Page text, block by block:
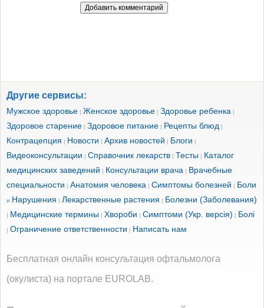
Другие сервисы:
Мужское здоровье | Женское здоровье | Здоровье ребенка |
Здоровое старение | Здоровое питание | Рецепты блюд |
Контрацепция | Новости | Архив новостей | Блоги |
Видеоконсультации | Справочник лекарств | Тесты | Каталог
медицинских заведений | Консультации врача | Врачебные
специальности | Анатомия человека | Симптомы болезней | Боли
и Нарушения | Лекарственные растения | Болезни (Заболевания)
| Медицинские термины | Хвороби | Симптоми (Укр. версія) | Болі
| Ограничение ответственности | Написать нам
Бесплатная онлайн консультация офтальмолога
(окулиста) на портале EUROLAB.